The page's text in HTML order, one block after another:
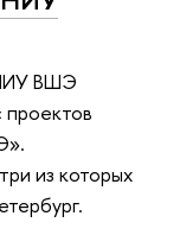
ВШЭ
проектов
из которых